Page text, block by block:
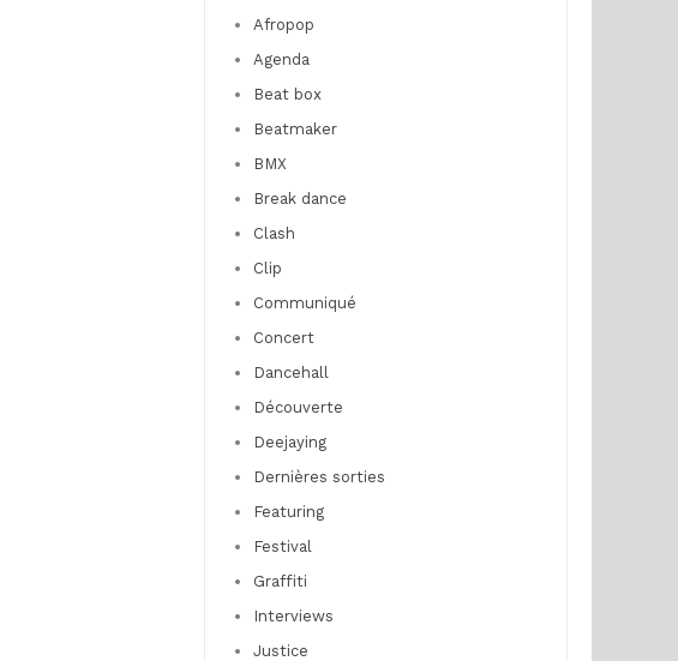
Afropop
Agenda
Beat box
Beatmaker
BMX
Break dance
Clash
Clip
Communiqué
Concert
Dancehall
Découverte
Deejaying
Dernières sorties
Featuring
Festival
Graffiti
Interviews
Justice